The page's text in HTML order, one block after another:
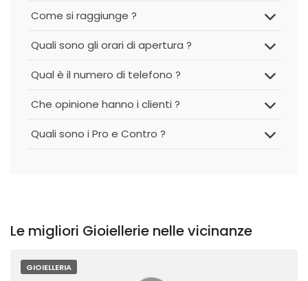
Come si raggiunge ?
Quali sono gli orari di apertura ?
Qual è il numero di telefono ?
Che opinione hanno i clienti ?
Quali sono i Pro e Contro ?
Le migliori Gioiellerie nelle vicinanze
GIOIELLERIA